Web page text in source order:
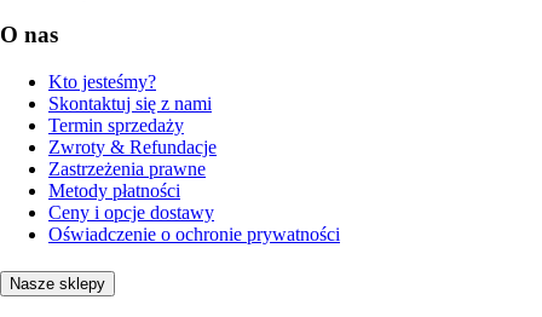
O nas
Kto jesteśmy?
Skontaktuj się z nami
Termin sprzedaży
Zwroty & Refundacje
Zastrzeżenia prawne
Metody płatności
Ceny i opcje dostawy
Oświadczenie o ochronie prywatności
Nasze sklepy